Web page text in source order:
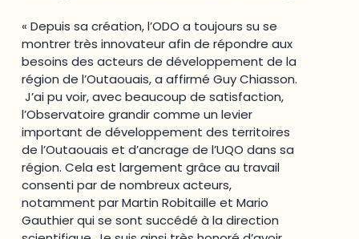
« Depuis sa création, l’ODO a toujours su se
montrer très innovateur afin de répondre aux
besoins des acteurs de développement de la
région de l’Outaouais, a affirmé Guy Chiasson.
J’ai pu voir, avec beaucoup de satisfaction,
l’Observatoire grandir comme un levier
important de développement des territoires
de l’Outaouais et d’ancrage de l’UQO dans sa
région. Cela est largement grâce au travail
consenti par de nombreux acteurs,
notamment par Martin Robitaille et Mario
Gauthier qui se sont succédé à la direction